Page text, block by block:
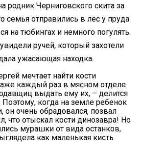
родник Черниговского скита за
семья отправились в лес у пруда
на тюбингах и немного погулять.
ручей, который захотели
ужасающая находка.
мечтает найти кости
каждый раз в мясном отделе
выдать ему их, – делится
Поэтому, когда на земле ребенок
он очень обрадовался, позвал
что отыскал кости динозавра! Но
мурашки от вида останков,
как маленькая кисть